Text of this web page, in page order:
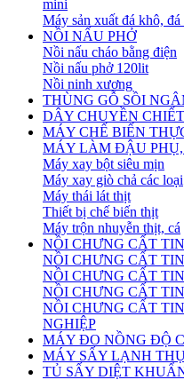
mini
Máy sản xuất đá khô,
NỒI NẤU PHỞ
Nồi nấu cháo bằng điện
Nồi nấu phở 120lit
Nồi ninh xương
THÙNG GỖ SỒI
DÂY CHUYỀN
MÁY CHẾ BIẾN
MÁY LÀM ĐẬU
Máy xay bột siêu mịn
Máy xay giò chả các loại
Máy thái lát thịt
Thiết bị chế biến thịt
Máy trộn nhuyễn thịt, cá
NỒI CHƯNG CẤT
NỒI CHƯNG CẤT
NỒI CHƯNG CẤT
NỒI CHƯNG CẤT
NỒI CHƯNG CẤT
NGHIỆP
MÁY ĐO NỒNG ĐỘ
MÁY SẤY LẠNH
TỦ SẤY DIỆT